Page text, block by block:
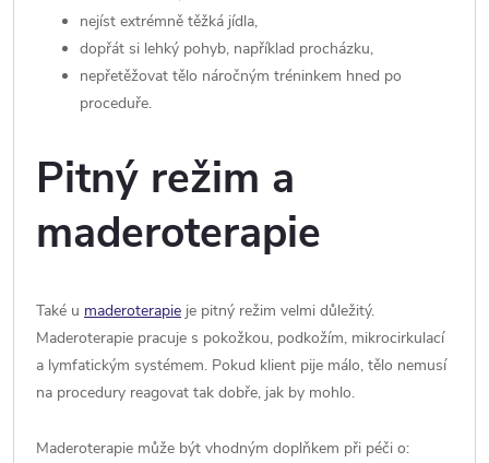
nejíst extrémně těžká jídla,
dopřát si lehký pohyb, například procházku,
nepřetěžovat tělo náročným tréninkem hned po
proceduře.
Pitný režim a
maderoterapie
Také u maderoterapie je pitný režim velmi důležitý.
Maderoterapie pracuje s pokožkou, podkožím, mikrocirkulací
a lymfatickým systémem. Pokud klient pije málo, tělo nemusí
na procedury reagovat tak dobře, jak by mohlo.
Maderoterapie může být vhodným doplňkem při péči o: